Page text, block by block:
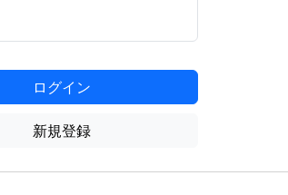
ログイン
新規登録